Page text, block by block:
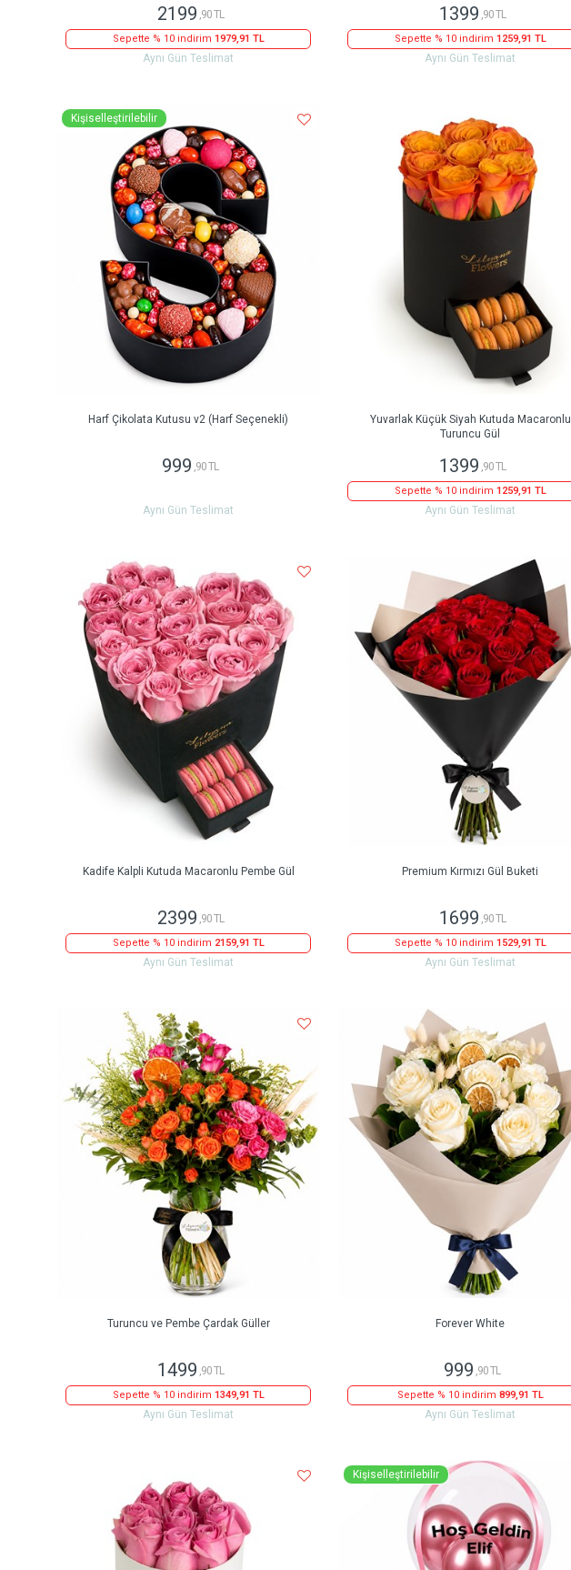
2199 ,90 TL
Sepette % 10 indirim 1979,91 TL
Aynı Gün Teslimat
1399 ,90 TL
Sepette % 10 indirim 1259,91 TL
Aynı Gün Teslimat
Kişiselleştirilebilir
Harf Çikolata Kutusu v2 (Harf Seçenekli)
999 ,90 TL
Aynı Gün Teslimat
Yuvarlak Küçük Siyah Kutuda Macaronlu
Turuncu Gül
1399 ,90 TL
Sepette % 10 indirim 1259,91 TL
Aynı Gün Teslimat
Kadife Kalpli Kutuda Macaronlu Pembe Gül
2399 ,90 TL
Sepette % 10 indirim 2159,91 TL
Aynı Gün Teslimat
Premium Kırmızı Gül Buketi
1699 ,90 TL
Sepette % 10 indirim 1529,91 TL
Aynı Gün Teslimat
Turuncu ve Pembe Çardak Güller
1499 ,90 TL
Sepette % 10 indirim 1349,91 TL
Aynı Gün Teslimat
Forever White
999 ,90 TL
Sepette % 10 indirim 899,91 TL
Aynı Gün Teslimat
Kişiselleştirilebilir